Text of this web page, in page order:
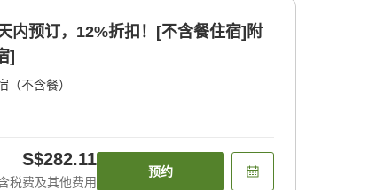
内预订，12%折扣！[不含餐住宿]附
]
（不含餐）
S$282.11
税费及其他费用
预约